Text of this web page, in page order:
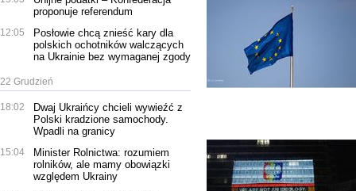
proponuje referendum
12:05
Posłowie chcą znieść kary dla
polskich ochotników walczących
na Ukrainie bez wymaganej zgody
22 Grudzień
18:02
Dwaj Ukraińcy chcieli wywieźć z
Polski kradzione samochody.
Wpadli na granicy
15:04
Minister Rolnictwa: rozumiem
rolników, ale mamy obowiązki
względem Ukrainy